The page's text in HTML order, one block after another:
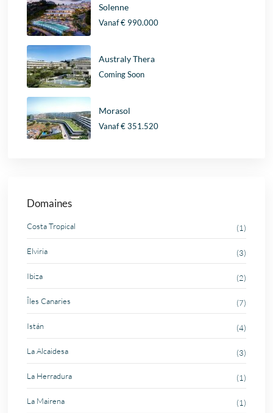
Solenne
Vanaf€ 990.000
Australy Thera
Coming Soon
Morasol
Vanaf€ 351.520
Domaines
Costa Tropical (1)
Elviria (3)
Ibiza (2)
Îles Canaries (7)
Istán (4)
La Alcaidesa (3)
La Herradura (1)
La Mairena (1)